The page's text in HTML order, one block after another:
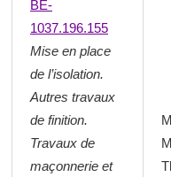
BE-
1037.196.155
Mise en place
de l’isolation.
Autres travaux
de finition.
Travaux de
maçonnerie et